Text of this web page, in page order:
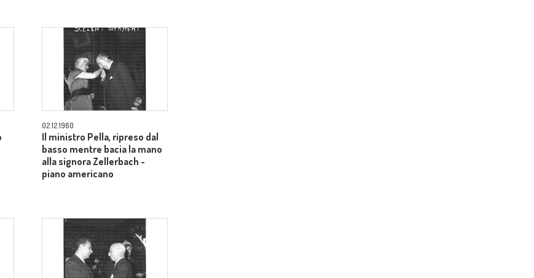
02.12.1960
Il ministro Pella, ripreso dal
basso mentre bacia la mano
alla signora Zellerbach -
piano americano